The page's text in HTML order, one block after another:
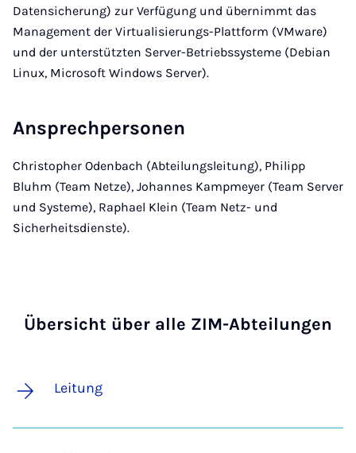
Datensicherung) zur Verfügung und übernimmt das
Management der Virtualisierungs-Plattform (VMware)
und der unterstützten Server-Betriebssysteme (Debian
Linux, Microsoft Windows Server).
Ansprechpersonen
Christopher Odenbach (Abteilungsleitung), Philipp
Bluhm (Team Netze), Johannes Kampmeyer (Team Server
und Systeme), Raphael Klein (Team Netz- und
Sicherheitsdienste).
Übersicht über alle ZIM-Abteilungen
Leitung